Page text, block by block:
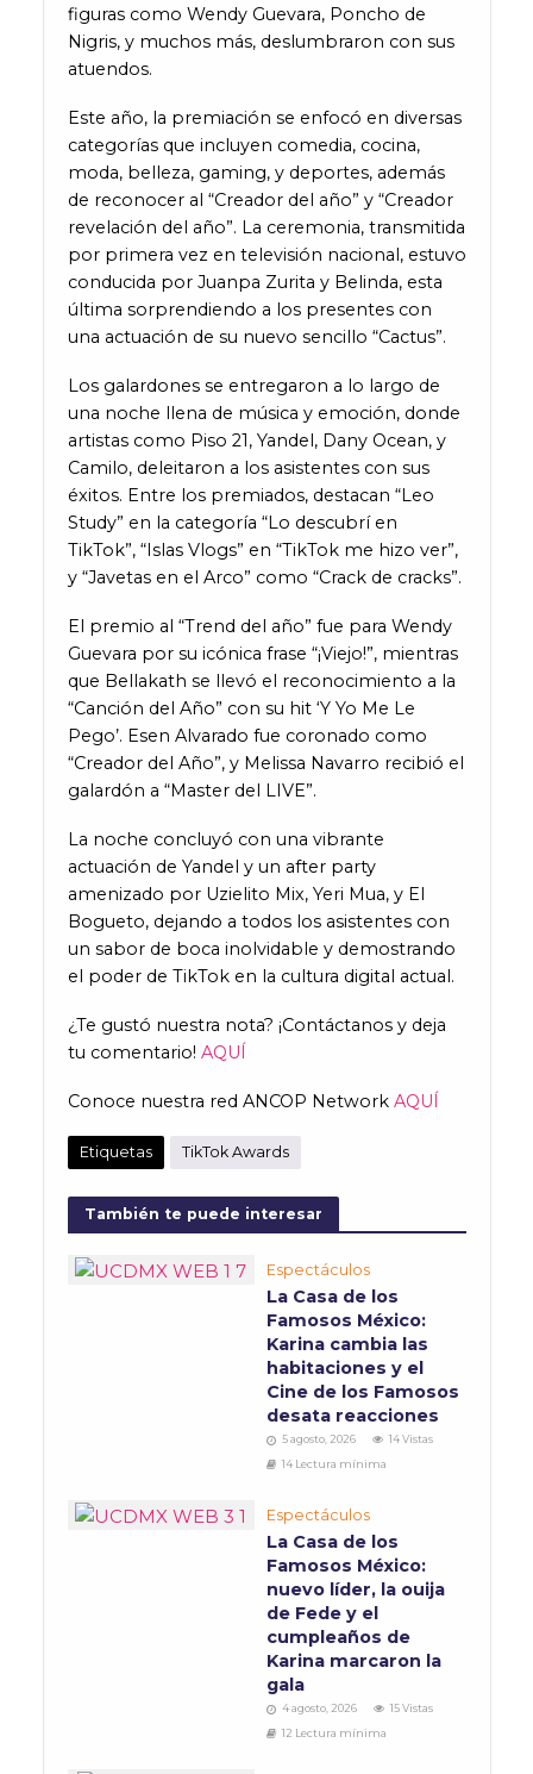
figuras como Wendy Guevara, Poncho de
Nigris, y muchos más, deslumbraron con sus
atuendos.
Este año, la premiación se enfocó en diversas
categorías que incluyen comedia, cocina,
moda, belleza, gaming, y deportes, además
de reconocer al “Creador del año” y “Creador
revelación del año”. La ceremonia, transmitida
por primera vez en televisión nacional, estuvo
conducida por Juanpa Zurita y Belinda, esta
última sorprendiendo a los presentes con
una actuación de su nuevo sencillo “Cactus”.
Los galardones se entregaron a lo largo de
una noche llena de música y emoción, donde
artistas como Piso 21, Yandel, Dany Ocean, y
Camilo, deleitaron a los asistentes con sus
éxitos. Entre los premiados, destacan “Leo
Study” en la categoría “Lo descubrí en
TikTok”, “Islas Vlogs” en “TikTok me hizo ver”,
y “Javetas en el Arco” como “Crack de cracks”.
El premio al “Trend del año” fue para Wendy
Guevara por su icónica frase “¡Viejo!”, mientras
que Bellakath se llevó el reconocimiento a la
“Canción del Año” con su hit ‘Y Yo Me Le
Pego’. Esen Alvarado fue coronado como
“Creador del Año”, y Melissa Navarro recibió el
galardón a “Master del LIVE”.
La noche concluyó con una vibrante
actuación de Yandel y un after party
amenizado por Uzielito Mix, Yeri Mua, y El
Bogueto, dejando a todos los asistentes con
un sabor de boca inolvidable y demostrando
el poder de TikTok en la cultura digital actual.
¿Te gustó nuestra nota? ¡Contáctanos y deja
tu comentario! AQUÍ
Conoce nuestra red ANCOP Network AQUÍ
Etiquetas TikTok Awards
También te puede interesar
Espectáculos
La Casa de los
Famosos México:
Karina cambia las
habitaciones y el
Cine de los Famosos
desata reacciones
5 agosto, 2026
14 Vistas
14 Lectura mínima
Espectáculos
La Casa de los
Famosos México:
nuevo líder, la ouija
de Fede y el
cumpleaños de
Karina marcaron la
gala
4 agosto, 2026
15 Vistas
12 Lectura mínima